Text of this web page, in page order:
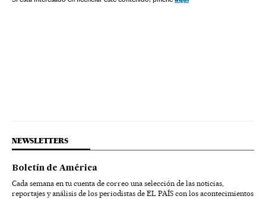
NEWSLETTERS
Boletín de América
Cada semana en tu cuenta de correo una selección de las noticias,
reportajes y análisis de los periodistas de EL PAÍS con los acontecimientos